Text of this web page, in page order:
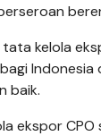
kelola
baik.
ekspor